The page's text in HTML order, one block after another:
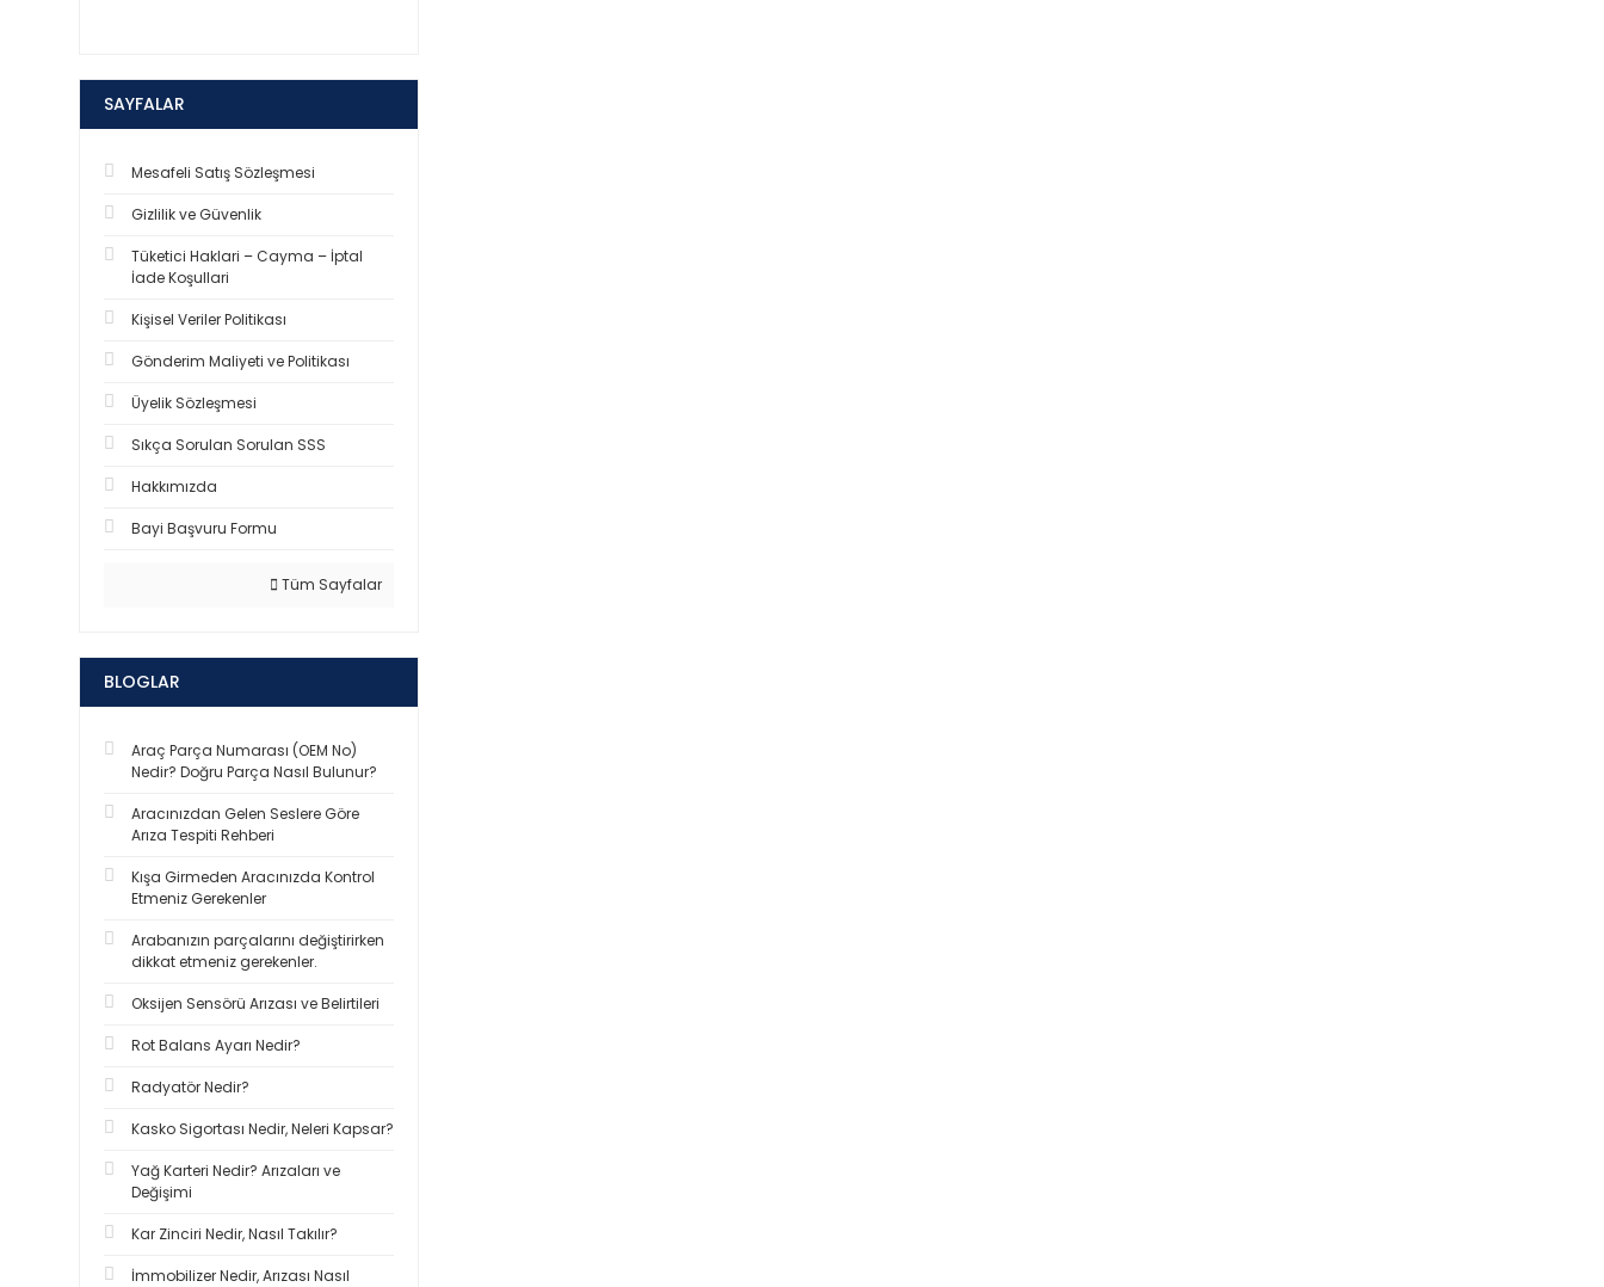
SAYFALAR
Mesafeli Satış Sözleşmesi
Gizlilik ve Güvenlik
Tüketici Haklari – Cayma – İptal
İade Koşullari
Kişisel Veriler Politikası
Gönderim Maliyeti ve Politikası
Üyelik Sözleşmesi
Sıkça Sorulan Sorulan SSS
Hakkımızda
Bayi Başvuru Formu
Tüm Sayfalar
BLOGLAR
Araç Parça Numarası (OEM No)
Nedir? Doğru Parça Nasıl Bulunur?
Aracınızdan Gelen Seslere Göre
Arıza Tespiti Rehberi
Kışa Girmeden Aracınızda Kontrol
Etmeniz Gerekenler
Arabanızın parçalarını değiştirirken
dikkat etmeniz gerekenler.
Oksijen Sensörü Arızası ve Belirtileri
Rot Balans Ayarı Nedir?
Radyatör Nedir?
Kasko Sigortası Nedir, Neleri Kapsar?
Yağ Karteri Nedir? Arızaları ve
Değişimi
Kar Zinciri Nedir, Nasıl Takılır?
İmmobilizer Nedir, Arızası Nasıl